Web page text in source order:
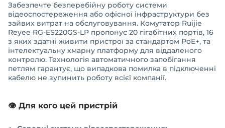
Забезпечте безперебійну роботу системи
відеоспостереження або офісної інфраструктури без
зайвих витрат на обслуговування. Комутатор Ruijie
Reyee RG-ES220GS-LP пропонує 20 гігабітних портів, 16
з яких здатні живити пристрої за стандартом PoE+, та
інтелектуальну хмарну платформу для віддаленого
контролю. Технологія автоматичного запобігання
петлям гарантує, що випадкова помилка в підключенні
кабелю не зупинить роботу всієї компанії.
👁️ Для кого цей пристрій